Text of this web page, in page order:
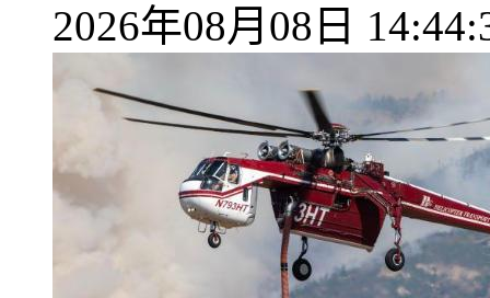
2026年08月08日